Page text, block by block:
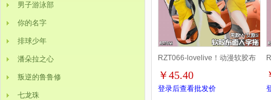
男子游泳部
你的名字
排球少年
潘朵拉之心
叛逆的鲁鲁修
七龙珠
RZT066-lovelive！动漫软胶布
面人字拖鞋 S.M.L码
￥45.40
登录后查看批发价